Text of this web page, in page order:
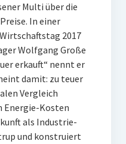
Multi über die
In einer
2017
Wolfgang Große
erkauft“ nennt er
damit: zu teuer
Vergleich
Energie-Kosten
als Industrie-
und konstruiert